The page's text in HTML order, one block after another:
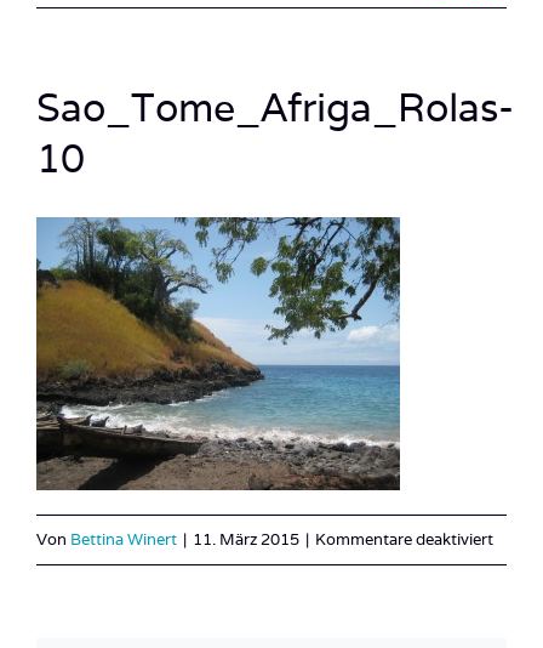
Sao_Tome_Afriga_Rolas-
10
Von Bettina Winert | 11. März 2015 | Kommentare deaktiviertfür